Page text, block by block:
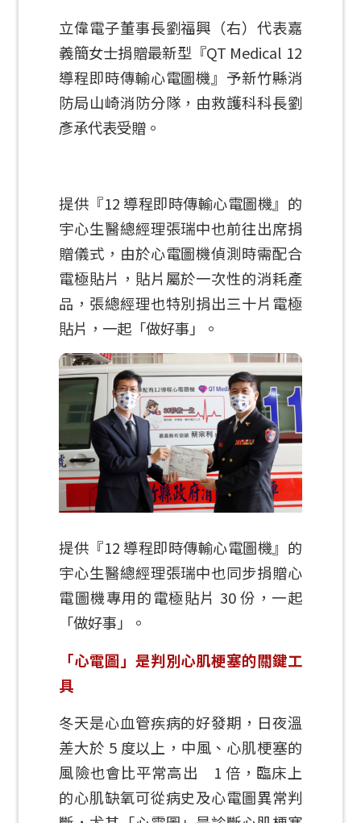
立偉電子董事長劉福興（右）代表嘉
義簡女士捐贈最新型『QT Medical 12
導程即時傳輸心電圖機』予新竹縣消
防局山崎消防分隊，由救護科科長劉
彥承代表受贈。
提供『12 導程即時傳輸心電圖機』的
宇心生醫總經理張瑞中也前往出席捐
贈儀式，由於心電圖機偵測時需配合
電極貼片，貼片屬於一次性的消耗產
品，張總經理也特別捐出三十片電極
貼片，一起「做好事」。
提供『12 導程即時傳輸心電圖機』的
宇心生醫總經理張瑞中也同步捐贈心
電圖機專用的電極貼片 30 份，一起
「做好事」。
「心電圖」是判別心肌梗塞的關鍵工
具
冬天是心血管疾病的好發期，日夜溫
差大於 5 度以上，中風、心肌梗塞的
風險也會比平常高出 1 倍，臨床上
的心肌缺氧可從病史及心電圖異常判